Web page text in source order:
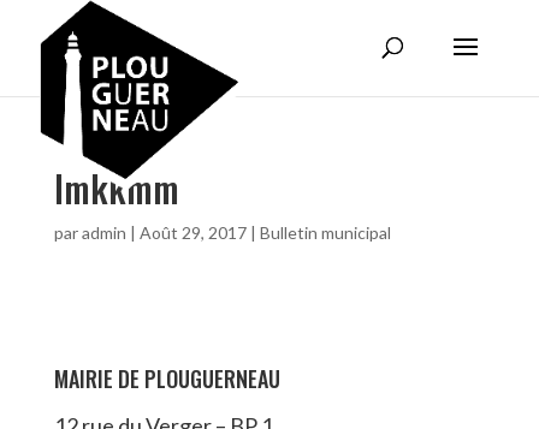
lmkkmm
paradmin | Août 29, 2017| Bulletin municipal
MAIRIE DE PLOUGUERNEAU